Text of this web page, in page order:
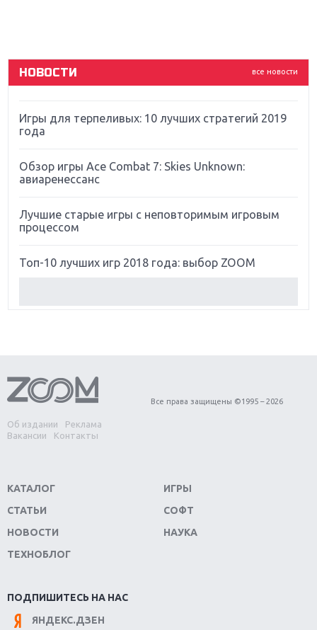
все новости
НОВОСТИ
Far Cry 5: хвалить нельзя ругать
Игры для терпеливых: 10 лучших стратегий 2019
года
Обзор игры Ace Combat 7: Skies Unknown:
авиаренессанс
Лучшие старые игры с неповторимым игровым
процессом
Топ-10 лучших игр 2018 года: выбор ZOOM
Обзор игры Forza Horizon 4: вершина эволюции
Две важных новинки для консолей: Spider-Man и
Divinity Original Sin 2
Switch
Обзор игры The Crew 2: покорение Америки
Важнейшие анонсы E3 2018
Крупнейшие релизы мая: Nintendo, Microsoft и
Об издании
Реклама
Вакансии
Контакты
Все права защищены ©1995 – 2026
КАТАЛОГ
СТАТЬИ
НОВОСТИ
ТЕХНОБЛОГ
ИГРЫ
СОФТ
НАУКА
ПОДПИШИТЕСЬ НА НАС
ЯНДЕКС.ДЗЕН